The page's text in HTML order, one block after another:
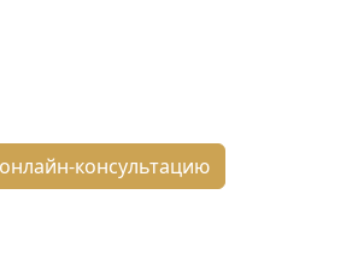
консультацию